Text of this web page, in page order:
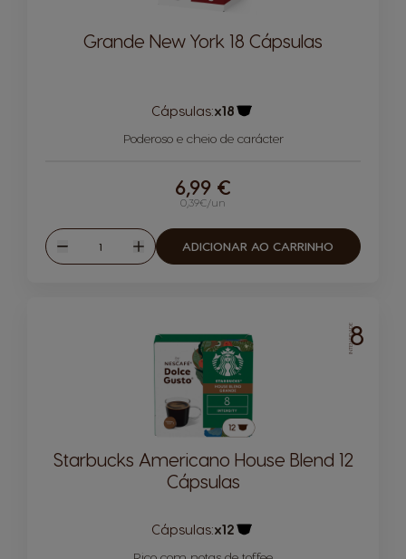
Grande New York 18 Cápsulas
Cápsulas:x18
Poderoso e cheio de carácter
0,39€/un
6,99 €
Reduzir
Quantidade
Aumentar
ADICIONAR AO CARRINHO
INTENSIDADE8
Starbucks Americano House Blend 12
Cápsulas
Cápsulas:x12